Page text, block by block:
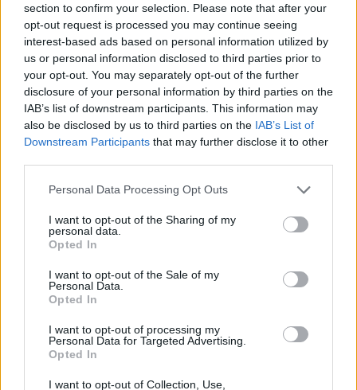
section to confirm your selection. Please note that after your
opt-out request is processed you may continue seeing
interest-based ads based on personal information utilized by
us or personal information disclosed to third parties prior to
your opt-out. You may separately opt-out of the further
disclosure of your personal information by third parties on the
IAB’s list of downstream participants. This information may
also be disclosed by us to third parties on the IAB’s List of
Downstream Participants that may further disclose it to other
Personal Data Processing Opt Outs
I want to opt-out of the Sharing of my
personal data.
Opted In
I want to opt-out of the Sale of my
Personal Data.
Opted In
I want to opt-out of processing my
Personal Data for Targeted Advertising.
Opted In
I want to opt-out of Collection, Use,
V pěti zemích Amazonie zatkli stovky lidí kvůli
environmentální kriminalitě
5.8.2026 10:34 | BOGOTÁ (ČTK)
Policisté v pěti zemích ležících
v Amazonii pozatýkali stovky
lidí a zabavili dřevo, minerály i
zvířata v hodnotě přes 280
milionů dolarů (kolem 5,9
miliard korun) při jednom z největších koordinovaných zásahů
proti environmentální kriminalitě v největším deštném pralese
světa. Napsala to agentura AP, podle níž se do operace nazvané
Potok Bylanka v Pardubicích vyschl. Městský obvod
chce, aby Povodí Labe vyčistilo koryto
5.8.2026 10:26 | PARDUBICE (ČTK)
Diskuse: 1
průtoků a suchého počasí
vyschl. Městský obvod VI chce
Povodí Labe. Organizace ale požadavek odmítla s tím, že údržbu